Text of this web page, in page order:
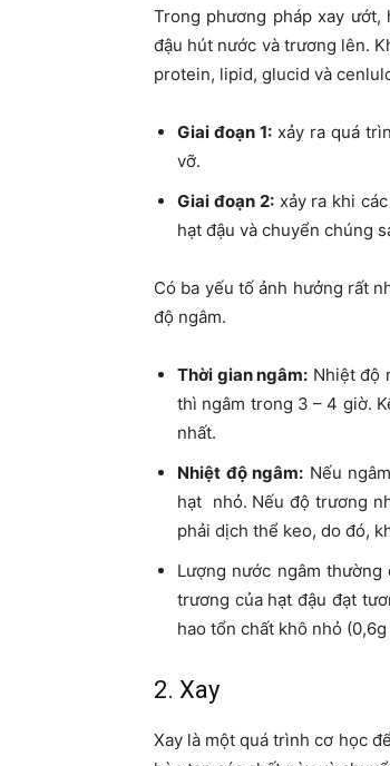
Trong phương pháp xay ướt,
đậu hút nước và trương lên.
protein, lipid, glucid và
Giai đoạn 1: xảy ra quá
vỡ.
Giai đoạn 2:xảy ra khi
hạt đậu và chuyển chúng
Có ba yếu tố ảnh hưởng rất
độ ngâm.
Thời gian ngâm: Nhiệt độ
thì ngâm trong 3 – 4 giờ.
nhất.
Nhiệt độ ngâm: Nếu
hạt nhỏ. Nếu độ trương
phải dịch thể keo, do đó,
Lượng nước ngâm
trương của hạt đậu đạt
hao tổn chất khô nhỏ (0,6g
2. Xay
Xay là một quá trình cơ học